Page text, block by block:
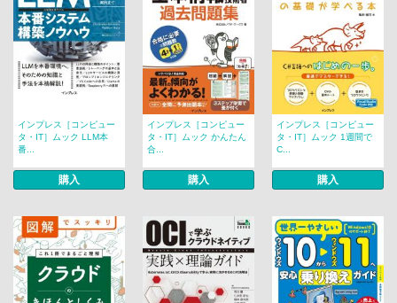
インプレス［コンピュー
タ・IT］ムック LLM本
番...
購入
インプレス［コンピュー
タ・IT］ムック かんたん
合...
購入
インプレス［コンピュー
タ・IT］ムック 1週間で
C...
購入